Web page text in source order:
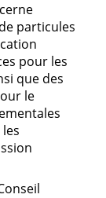
particules
pour les
que des
le